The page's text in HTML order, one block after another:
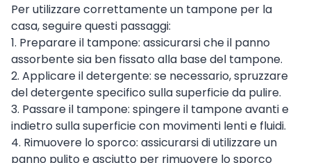
Per utilizzare correttamente un tampone per la
casa, seguire questi passaggi:
1. Preparare il tampone: assicurarsi che il panno
assorbente sia ben fissato alla base del tampone.
2. Applicare il detergente: se necessario, spruzzare
del detergente specifico sulla superficie da pulire.
3. Passare il tampone: spingere il tampone avanti e
indietro sulla superficie con movimenti lenti e fluidi.
4. Rimuovere lo sporco: assicurarsi di utilizzare un
panno pulito e asciutto per rimuovere lo sporco